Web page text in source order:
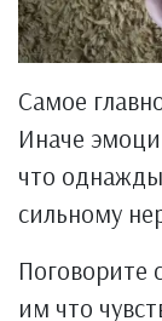
Самое
Иначе
что
сильному
Поговорите
им что